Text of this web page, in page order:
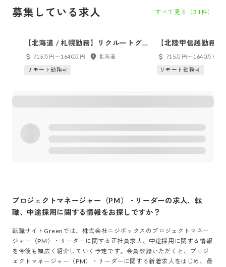
募集している求人 すべて見る（31件）
【北海道 / 札幌勤務】リクルートグ
ループ案件におけるシニア開発ディ
レクター(PdM)
715万円〜1640万円
北海道
リモート勤務可
【北陸甲信越勤務
ープ案件における
クター(PdM)
715万円〜1640万円
リモート勤務可
プロジェクトマネージャー（PM）・リーダーの求人、転
職、中途採用に関する情報をお探しですか？
転職サイトGreenでは、 株式会社ニジボックス の プロジェクトマネー
ジャー（PM）・リーダー に関する正社員求人、中途採用に関する情報
を今後も幅広く紹介していく予定です。会員登録いただくと、
プロジ
ェクトマネージャー（PM）・リーダー に関する新着求人をはじめ、最